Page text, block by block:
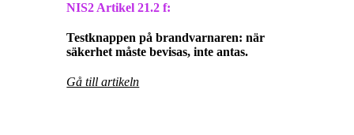
NIS2 Artikel21.2 f:
Testknappen på brandvarnaren: när
säkerhet måste bevisas, inte antas.
Gå till artikeln